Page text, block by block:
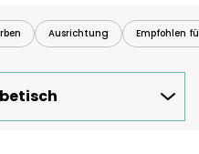
Ausrichtung Empfohlen